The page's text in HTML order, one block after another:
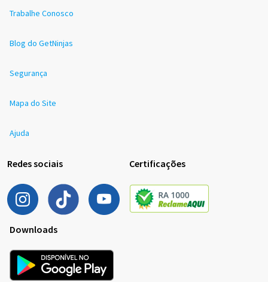
Trabalhe Conosco
Blog do GetNinjas
Segurança
Mapa do Site
Ajuda
Redes sociais Certificações
Downloads